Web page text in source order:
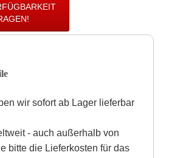
wir sofort ab Lager lieferbar
- auch außerhalb von
bitte die Lieferkosten für das